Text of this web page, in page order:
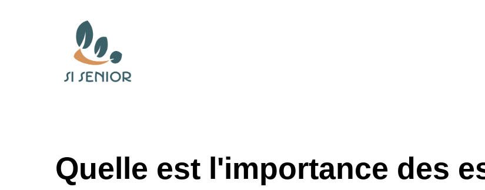
Quelle est l'importance des